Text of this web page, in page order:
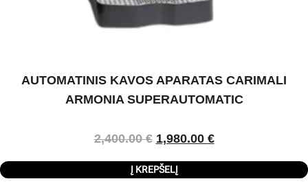
AUTOMATINIS KAVOS APARATAS CARIMALI
ARMONIA SUPERAUTOMATIC
2,400.00€ 1,980.00 €
Į KREPŠELĮ